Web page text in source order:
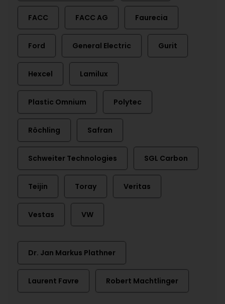
FACC FACC AG Faurecia
Ford General Electric Gurit
Hexcel Lamilux
Plastic Omnium Polytec
Röchling Safran
Schweiter Technologies SGL Carbon
Teijin Toray Veritas
Vestas VW
Dr. Jan Markus Plathner
Laurent Favre Robert Machtlinger